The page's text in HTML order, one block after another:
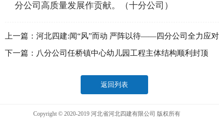
分公司高质量发展作贡献。（十分公司）
上一篇： 河北四建:闻“风”而动 严阵以待——四分公司全力应对
极端天气
下一篇： 八分公司任桥镇中心幼儿园工程主体结构顺利封顶
返回列表
Copyright © 2020-2019 河北省河北四建有限公司 版权所有